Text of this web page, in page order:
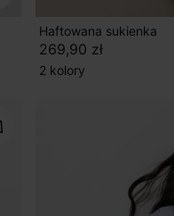
Haftowana sukienka
269,90 zł
2 kolory